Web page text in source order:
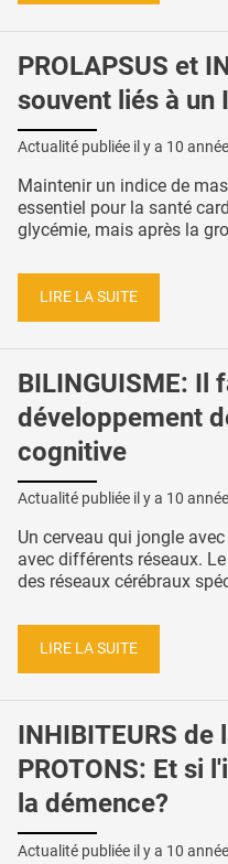
PROLAPSUS et
souvent liés à un
Actualité publiée il y a 10
Maintenir un indice de
essentiel pour la santé
glycémie, mais après la
LIRE LA SUITE
BILINGUISME: Il
développement
cognitive
Actualité publiée il y a 10
Un cerveau qui jongle
avec différents réseaux.
des réseaux cérébraux
LIRE LA SUITE
INHIBITEURS de
PROTONS: Et si
la démence?
Actualité publiée il y a 10